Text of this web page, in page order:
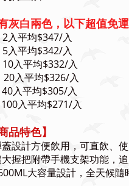
灰白兩色，以下超值免
2入平均$347/入
5入平均$342/入
10入平均$332/入
20入平均$326/入
40入平均$305/入
100入平均$271/入
品特色】
設計方便飲用，可直飲、
握把附帶手機支架功能，
大容量設計，全天候隨